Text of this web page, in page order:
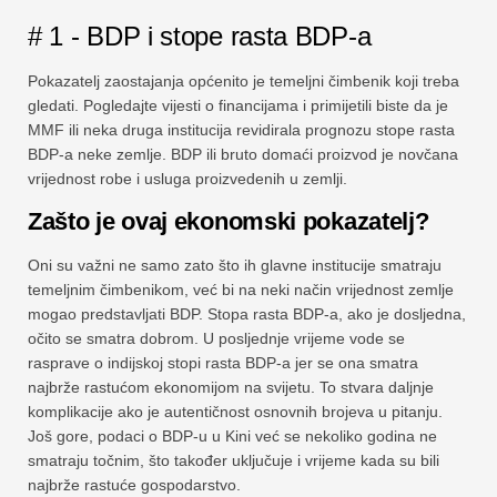
# 1 - BDP i stope rasta BDP-a
Pokazatelj zaostajanja općenito je temeljni čimbenik koji treba
gledati. Pogledajte vijesti o financijama i primijetili biste da je
MMF ili neka druga institucija revidirala prognozu stope rasta
BDP-a neke zemlje. BDP ili bruto domaći proizvod je novčana
vrijednost robe i usluga proizvedenih u zemlji.
Zašto je ovaj ekonomski pokazatelj?
Oni su važni ne samo zato što ih glavne institucije smatraju
temeljnim čimbenikom, već bi na neki način vrijednost zemlje
mogao predstavljati BDP. Stopa rasta BDP-a, ako je dosljedna,
očito se smatra dobrom. U posljednje vrijeme vode se
rasprave o indijskoj stopi rasta BDP-a jer se ona smatra
najbrže rastućom ekonomijom na svijetu. To stvara daljnje
komplikacije ako je autentičnost osnovnih brojeva u pitanju.
Još gore, podaci o BDP-u u Kini već se nekoliko godina ne
smatraju točnim, što također uključuje i vrijeme kada su bili
najbrže rastuće gospodarstvo.